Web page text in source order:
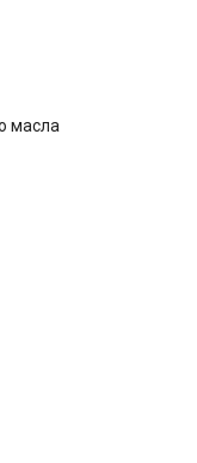
масла